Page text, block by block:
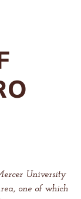
University
one of which